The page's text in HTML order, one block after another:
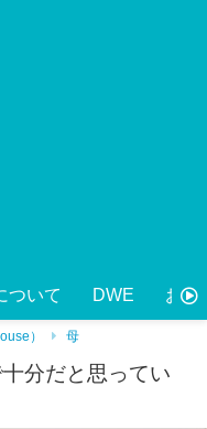
ついて DWE おう
） 母
分だと思ってい